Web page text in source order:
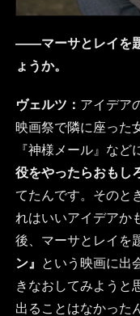
――マーサとレイを
ょうか。
ヴェルツ： アイデア
映画祭で隣に座った
『神様メール』など
役をやったらおもし
てたんです。そのと
れはいいアイデアか
後、マーサとレイを
ン』
という映画に出
きなおしてみようと
出ることはなかった